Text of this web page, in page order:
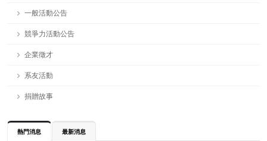
一般活動公告
競爭力活動公告
企業徵才
系友活動
捐贈故事
熱門消息 最新消息